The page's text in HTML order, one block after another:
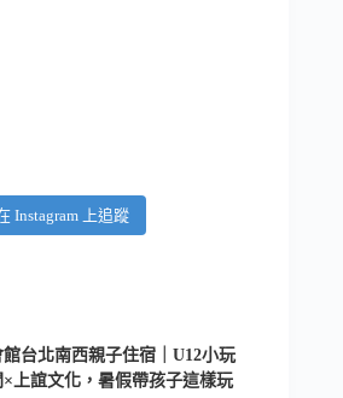
Instagram 上追蹤
台北南西親子住宿｜U12小玩
上誼文化，暑假帶孩子這樣玩